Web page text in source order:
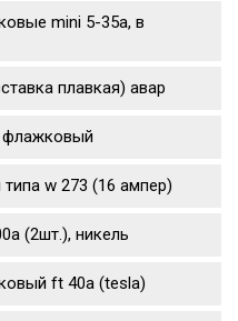
mini 5-35a, в
плавкая) авар
флажковый
w 273 (16 ампер)
(2шт.), никель
ft 40а (tesla)